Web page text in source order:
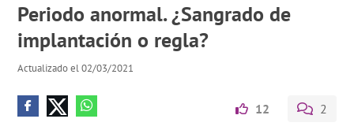
Periodo anormal. ¿Sangrado de
implantación o regla?
Actualizado el 02/03/2021
12 2